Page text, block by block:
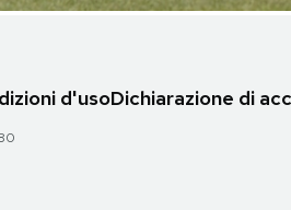
d'usoDichiarazione di